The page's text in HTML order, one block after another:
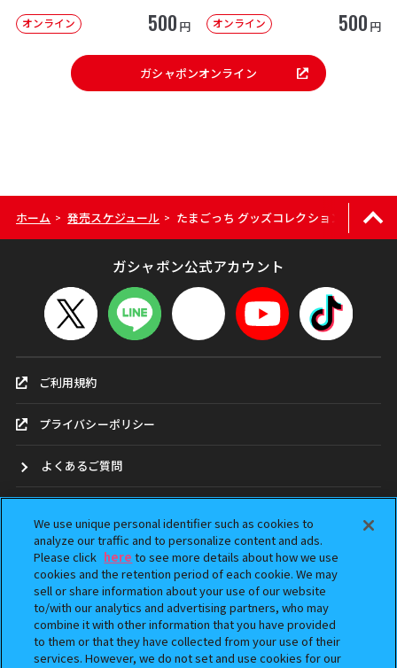
オンライン 500 円 オンライン 500 円
ガシャポンオンライン
ホーム > 発売スケジュール > たまごっち グッズコレクション
ガシャポン公式アカウント
ご利用規約
プライバシーポリシー
よくあるご質問
ガシャポンどこ？
アンケート
ウェブアクセシビリティ方針
We use unique personal identifier such as cookies to
analyze our traffic and to personalize content and ads.
Please click here to see more details about how we use
cookies and the retention period of each cookie. We may
sell or share information about your use of our website
to/with our analytics and advertising partners, who may
combine it with other information that you have provided
to them or that they have collected from your use of their
services. However, we do not set and use cookies for our